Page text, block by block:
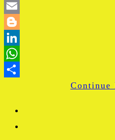
Continue